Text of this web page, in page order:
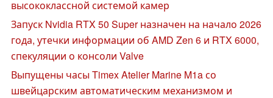
высококлассной системой камер
Запуск Nvidia RTX 50 Super назначен на начало 2026
года, утечки информации об AMD Zen 6 и RTX 6000,
спекуляции о консоли Valve
Выпущены часы Timex Atelier Marine M1a со
швейцарским автоматическим механизмом и